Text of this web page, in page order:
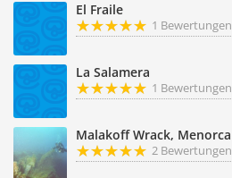
El Fraile
1 Bewertungen
La Salamera
1 Bewertungen
Malakoff Wrack, Menorca
2 Bewertungen